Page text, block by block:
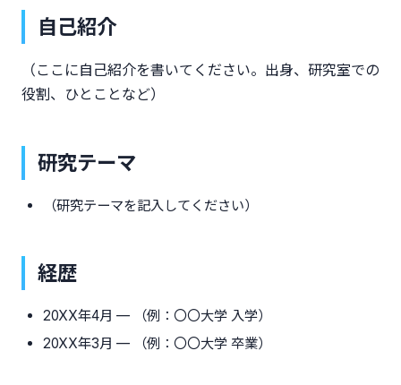
自己紹介
（ここに自己紹介を書いてください。出身、研究室での
役割、ひとことなど）
研究テーマ
（研究テーマを記入してください）
経歴
20XX年4月 — （例：〇〇大学 入学）
20XX年3月 — （例：〇〇大学 卒業）